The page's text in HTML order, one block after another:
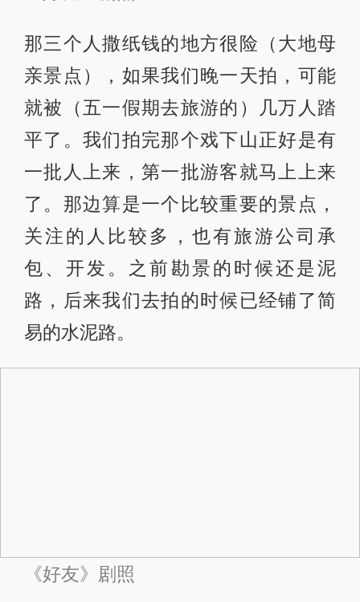
导 筒：刚刚提到那个地方风很大，在
声音上面拍不同的场景会有什么样的
准备呢？可以顺便聊一下音乐的制
作，配乐跟现场的声音有种连接感，
应该在里面做了很多设计。
杨平道：音乐方面我们磨合了很长时
间。我们的配乐李劲松老师来自香
港，早期帮助过《蓝风筝》，后来给
陈果的一些片子配乐，是一个很有经
验很有成就的前辈。正好龙淼渊跟他
样的基础在里面。